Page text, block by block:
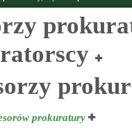
prokuratury